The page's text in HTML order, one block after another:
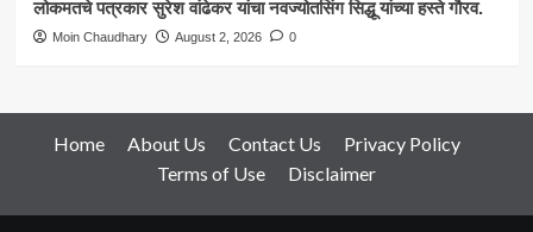
लोकमतचे पत्रकार सुरेश वांढेकर यांचा नवज्योतसिंग सिद्धू यांच्या हस्ते गौरव.
Moin Chaudhary August 2, 2026 0
Home About Us Contact Us
Privacy Policy
Terms of Use
Disclaimer